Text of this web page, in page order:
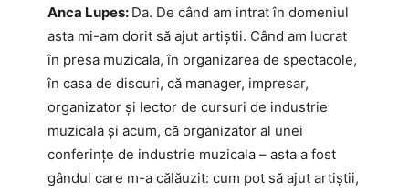
Anca Lupes: Da. De când am intrat în domeniul
asta mi-am dorit să ajut artiștii. Când am lucrat
în presa muzicala, în organizarea de spectacole,
în casa de discuri, că manager, impresar,
organizator și lector de cursuri de industrie
muzicala și acum, că organizator al unei
conferințe de industrie muzicala – asta a fost
gândul care m-a călăuzit: cum pot să ajut artiștii,